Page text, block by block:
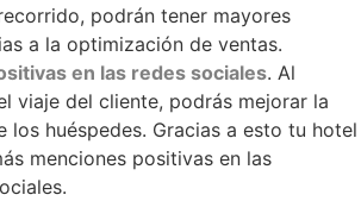
podrán tener mayores
a la optimización de ventas.
en las redes sociales. Al
viaje del cliente, podrás mejorar la
los huéspedes. Gracias a esto tu hotel
menciones positivas en las